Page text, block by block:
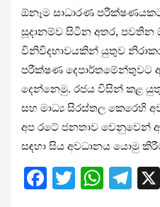
ඕනෑම සාධාරණ
සූදානම්ව සිටින අතර, පවතින
විනිවිදභාවයකින් යුතුව
පරීක්ෂණ දෙපාර්තමේන්තුවට
දෙන්නෙමු. රජය විසින් කළ
සහ මාධ්‍ය සිරස්තල කෙරෙහි
අප රටේ ජනතාව වෙනුවෙන්
සඳහා සිය අවධානය යොමු
F
T
W T